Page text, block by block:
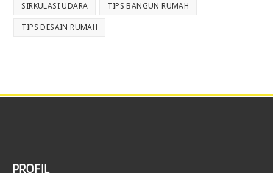
SIRKULASI UDARA TIPS BANGUN RUMAH
TIPS DESAIN RUMAH
PROFIL